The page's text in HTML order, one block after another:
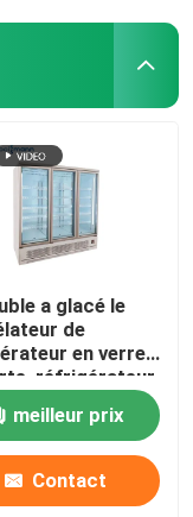
a glacé le
de
en verre
réfrigérateur
de
de LED 1260L
meilleur prix
Contact